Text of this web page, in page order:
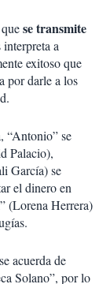
se transmite
interpreta a
exitoso que
por darle a los
“Antonio” se
Palacio),
García) se
el dinero en
(Lorena Herrera)
acuerda de
Solano”, por lo